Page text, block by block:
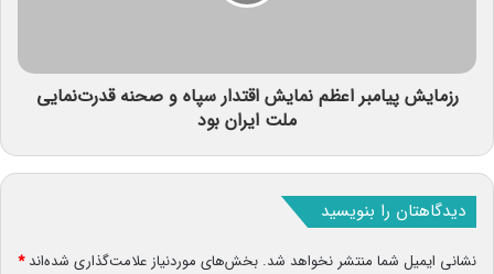
رزمایش پیامبر اعظم نمایش اقتدار سپاه و صحنه قدرت‌نمایی
ملت ایران بود
دیدگاهتان را بنویسید
نشانی ایمیل شما منتشر نخواهد شد. بخش‌های موردنیاز علامت‌گذاری شده‌اند*